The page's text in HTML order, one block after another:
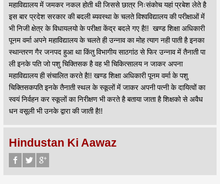
महाविद्यालय में जमकर नकल होती थी जिससे छात्र निःसंकोच यहां प्रबेश लेते है
इस बार प्रदेश सरकार की बदली ब्यवस्था के चलते विश्वविद्यालय की परीक्षाओं में
भी निजी क्षेत्र के विधायलयो के परीक्षा केंद्र बदले गए है!! खण्ड शिक्षा अधिकारी
पूनम वर्मा अपने महाविद्यालय के चलते ही उन्नाव का मोह त्याग नही पाती है इनका
स्थान्तरण गैर जनपद हुआ था किंतु विभागीय साठगांठ से फिर उन्नाव में तैनाती पा
ली इनके पति जो पशु चिक्तिसक है वह भी चिकित्सालय न जाकर अपना
महाविद्यालय ही संचालित करते है!! खण्ड शिक्षा अधिकारी पूनम वर्मा के पशु
चिक्तिसकपति इनके तैनाती स्थल के स्कूलों में जाकर अपनी पत्नी के दायित्वों का
स्वयं निर्वहन कर स्कूलों का निरीक्षण भी करते है बताया जाता है शिक्षको से अवैध
धन वसूली भी उनके द्वारा की जाती है!!
Hindustan Ki Aawaz